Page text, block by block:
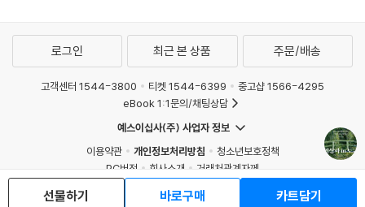
선물하기 바로구매 카트담기
로그인 최근 본 상품 주문/배송
고객센터 1544-3800 티켓 1544-6399
중고샵 1566-4295
eBook 1:1문의/채팅상담
예스이십사(주) 사업자 정보
이용약관
개인정보처리방침
청소년보호정책
PC버전
회사소개
거래처관계자께